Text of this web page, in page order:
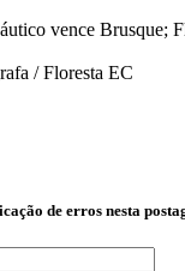
/ Floresta EC
de erros nesta